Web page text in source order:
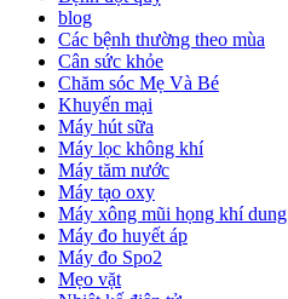
blog
Các bệnh thường theo mùa
Cân sức khỏe
Chăm sóc Mẹ Và Bé
Khuyến mại
Máy hút sữa
Máy lọc không khí
Máy tăm nước
Máy tạo oxy
Máy xông mũi họng khí dung
Máy đo huyết áp
Máy đo Spo2
Mẹo vặt